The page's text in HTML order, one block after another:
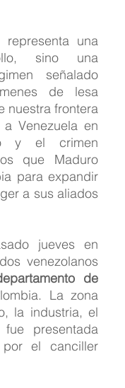
una
sino una
señalado
de lesa
nuestra frontera
Venezuela en
y el crimen
que Maduro
para expandir
a sus aliados
jueves en
venezolanos
de
La zona
la industria, el
presentada
por el canciller